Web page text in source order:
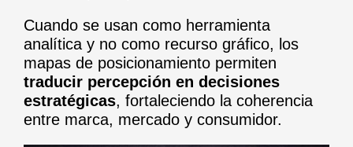
Cuando se usan como herramienta
analítica y no como recurso gráfico, los
mapas de posicionamiento permiten
traducir percepción en decisiones
estratégicas, fortaleciendo la coherencia
entre marca, mercado y consumidor.